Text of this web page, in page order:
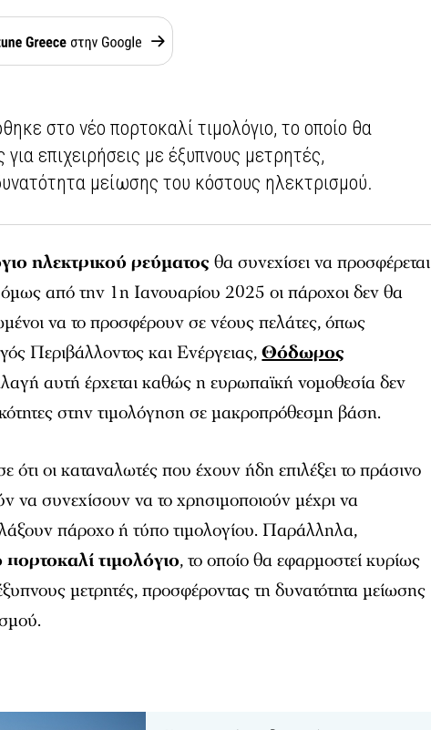
στο νέο πορτοκαλί τιμολόγιο, το οποίο θα
επιχειρήσεις με έξυπνους μετρητές,
μείωσης του κόστους ηλεκτρισμού.
ηλεκτρικού ρεύματος θα συνεχίσει να προσφέρεται
από την 1η Ιανουαρίου 2025 οι πάροχοι δεν θα
να το προσφέρουν σε νέους πελάτες, όπως
Περιβάλλοντος και Ενέργειας,Θόδωρος
αυτή έρχεται καθώς η ευρωπαϊκή νομοθεσία δεν
στην τιμολόγηση σε μακροπρόθεσμη βάση.
ότι οι καταναλωτές που έχουν ήδη επιλέξει το πράσινο
να συνεχίσουν να το χρησιμοποιούν μέχρι να
πάροχο ή τύπο τιμολογίου. Παράλληλα,
πορτοκαλί τιμολόγιο, το οποίο θα εφαρμοστεί κυρίως
μετρητές, προσφέροντας τη δυνατότητα μείωσης